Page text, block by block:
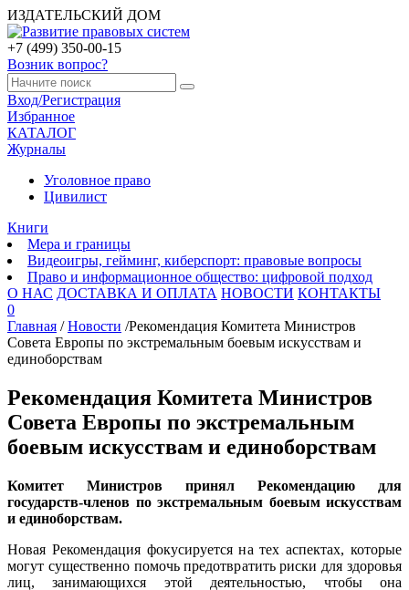
ИЗДАТЕЛЬСКИЙ ДОМ
+7 (499) 350-00-15
Возник вопрос?
Вход/Регистрация
Избранное
КАТАЛОГ
Журналы
Уголовное право
Цивилист
Книги
Мера и границы
Видеоигры, гейминг, киберспорт: правовые вопросы
Право и информационное общество: цифровой подход
О НАС ДОСТАВКА И ОПЛАТА НОВОСТИ КОНТАКТЫ
0
Главная / Новости /Рекомендация Комитета Министров
Совета Европы по экстремальным боевым искусствам и
единоборствам
Рекомендация Комитета Министров
Совета Европы по экстремальным
боевым искусствам и единоборствам
Комитет Министров принял Рекомендацию для
государств-членов по экстремальным боевым искусствам
и единоборствам.
Новая Рекомендация фокусируется на тех аспектах, которые
могут существенно помочь предотвратить риски для здоровья
лиц, занимающихся этой деятельностью, чтобы она